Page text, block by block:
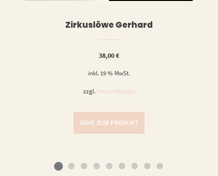
Zirkuslöwe Gerhard
38,00€
inkl. 19 % MwSt.
zzgl. Versandkosten
GEHE ZUM PRODUKT